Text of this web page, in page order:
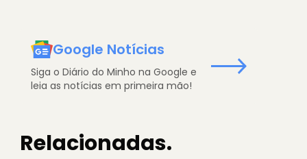
Google Notícias
Siga o Diário do Minho na Google e
leia as notícias em primeira mão!
Relacionadas.